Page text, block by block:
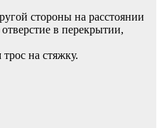
стороны на расстоянии
в перекрытии,
на стяжку.